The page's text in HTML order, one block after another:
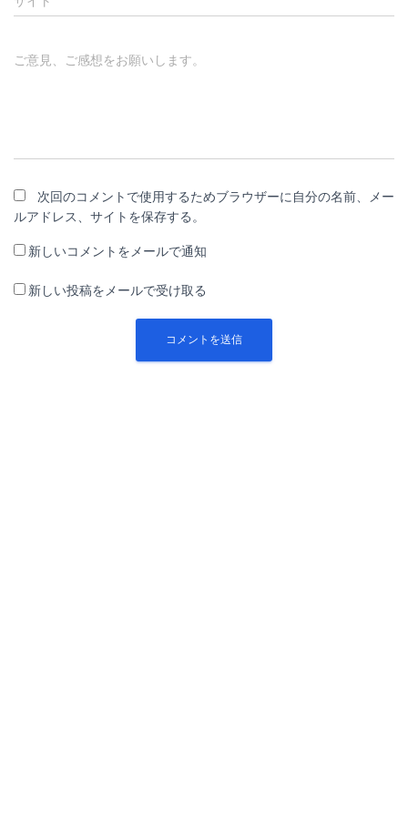
ご意見、ご感想をお願いします。
次回のコメントで使用するためブラウザーに自分の名前、メー
ルアドレス、サイトを保存する。
新しいコメントをメールで通知
新しい投稿をメールで受け取る